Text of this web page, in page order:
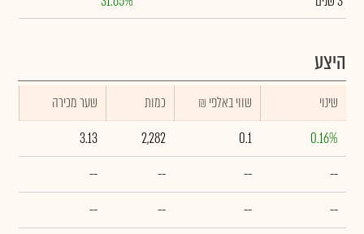
היצע
שינוי ₪ שווי באלפי כמות
שער מכירה
0.16%
0.1
2,282
3.13
--
--
--
--
--
--
--
--